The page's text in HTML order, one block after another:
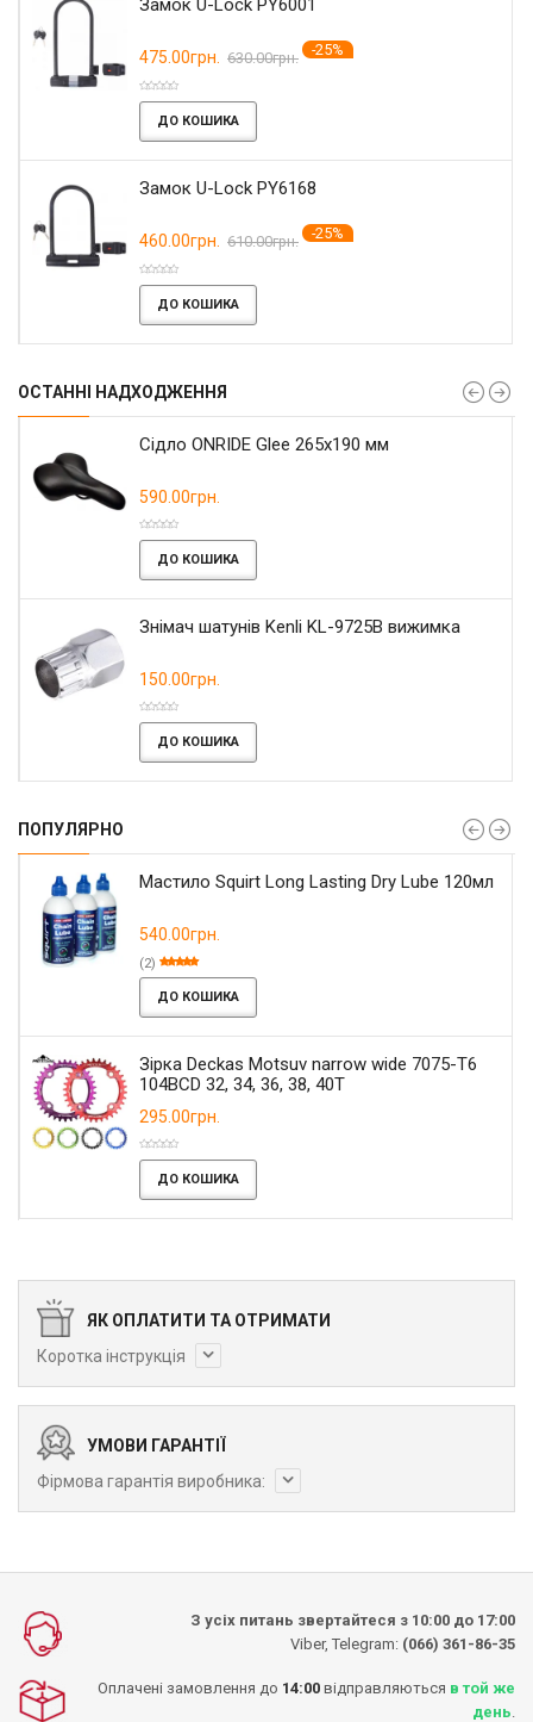
475.00грн. 630.00грн. -25%
ДО КОШИКА
Замок U-Lock PY6168
460.00грн. 610.00грн. -25%
ДО КОШИКА
ОСТАННІ НАДХОДЖЕННЯ
Сідло ONRIDE Glee 265x190 мм
590.00грн.
ДО КОШИКА
Знімач шатунів Kenli KL-9725B вижимка
150.00грн.
ДО КОШИКА
ПОПУЛЯРНО
Мастило Squirt Long Lasting Dry Lube 120мл
540.00грн.
(2)
ДО КОШИКА
Зірка Deckas Motsuv narrow wide 7075-T6
104BCD 32, 34, 36, 38, 40T
295.00грн.
ДО КОШИКА
ЯК ОПЛАТИТИ ТА ОТРИМАТИ
Коротка інструкція
УМОВИ ГАРАНТІЇ
Фірмова гарантія виробника:
З усіх питань звертайтеся з 10:00 до 17:00
Viber, Telegram: (066) 361-86-35
Оплачені замовлення до 14:00 відправляються в той же
день